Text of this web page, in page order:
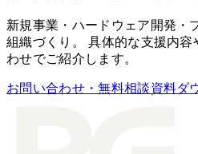
新規事業・ハードウェア開発・
組織づくり。 具体的な支援内
わせでご紹介します。
お問い合わせ・無料相談資料ダ